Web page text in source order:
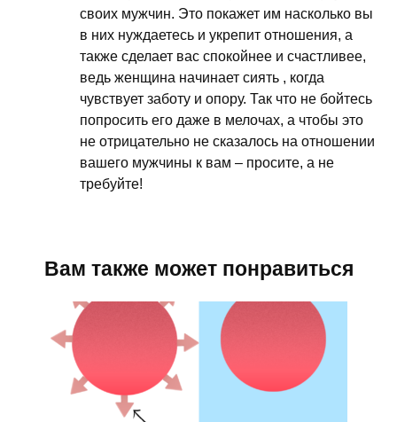
своих мужчин. Это покажет им насколько вы
в них нуждаетесь и укрепит отношения, а
также сделает вас спокойнее и счастливее,
ведь женщина начинает сиять , когда
чувствует заботу и опору. Так что не бойтесь
попросить его даже в мелочах, а чтобы это
не отрицательно не сказалось на отношении
вашего мужчины к вам – просите, а не
требуйте!
Вам также может понравиться